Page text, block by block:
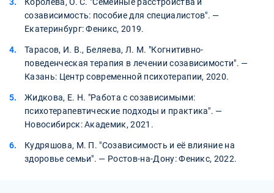
созависимость: пособие для специалистов". —
Екатеринбург: Феникс, 2019.
Тарасов, И. В., Беляева, Л. М. "Когнитивно-
поведенческая терапия в лечении созависимости". —
Казань: Центр современной психотерапии, 2020.
Жидкова, Е. Н. "Работа с созависимыми:
психотерапевтические подходы и практика". —
Новосибирск: Академик, 2021.
Кудряшова, М. П. "Созависимость и её влияние на
здоровье семьи". — Ростов-на-Дону: Феникс, 2022.